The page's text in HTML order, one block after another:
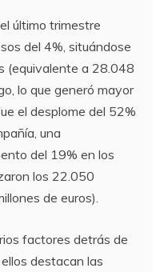
último trimestre
del 4%, situándose
(equivalente a 28.048
lo que generó mayor
el desplome del 52%
una
del 19% en los
los 22.050
de euros).
factores detrás de
destacan las